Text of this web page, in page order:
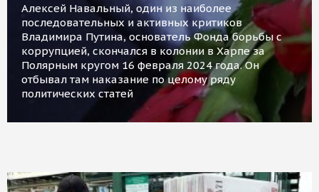
Алексей Навальный, один из наиболее
последовательных и активных критиков
Владимира Путина, основатель Фонда борьбы с
коррупцией, скончался в колонии в Харпе за
Полярным кругом 16 февраля 2024 года. Он
отбывал там наказание по целому ряду
политических статей